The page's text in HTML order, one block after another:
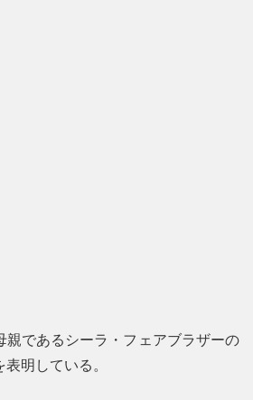
親であるシーラ・フェアブラザーの
明している。